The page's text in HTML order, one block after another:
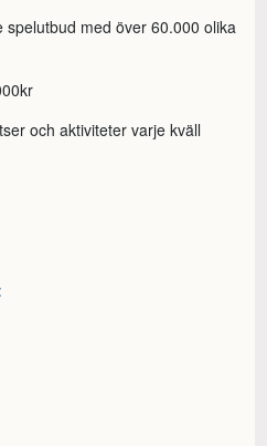
spelutbud med över 60.000 olika
och aktiviteter varje kväll